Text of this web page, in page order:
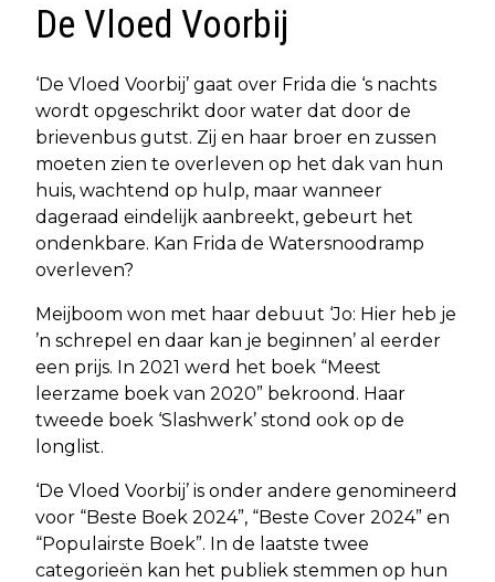
De Vloed Voorbij
‘De Vloed Voorbij’ gaat over Frida die ‘s nachts
wordt opgeschrikt door water dat door de
brievenbus gutst. Zij en haar broer en zussen
moeten zien te overleven op het dak van hun
huis, wachtend op hulp, maar wanneer
dageraad eindelijk aanbreekt, gebeurt het
ondenkbare. Kan Frida de Watersnoodramp
overleven?
Meijboom won met haar debuut ‘Jo: Hier heb je
’n schrepel en daar kan je beginnen’ al eerder
een prijs. In 2021 werd het boek “Meest
leerzame boek van 2020” bekroond. Haar
tweede boek ‘Slashwerk’ stond ook op de
longlist.
‘De Vloed Voorbij’ is onder andere genomineerd
voor “Beste Boek 2024”, “Beste Cover 2024” en
“Populairste Boek”. In de laatste twee
categorieën kan het publiek stemmen op hun